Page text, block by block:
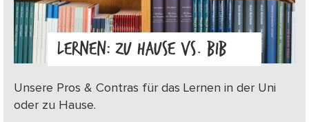
LERNEN: ZU HAUSE VS. BIB
Unsere Pros & Contras für das Lernen in der Uni
oder zu Hause.